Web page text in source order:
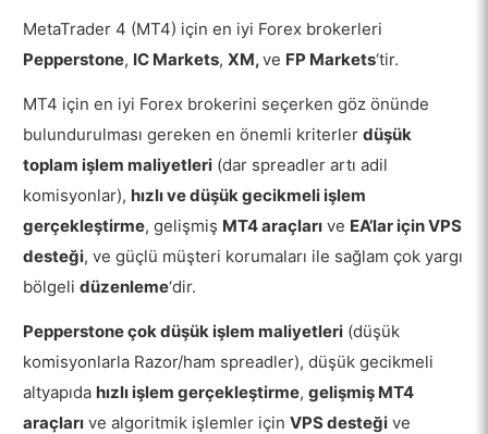
MetaTrader 4 (MT4) için en iyi Forex brokerleri
Pepperstone, IC Markets,XM,ve FP Markets‘tir.
MT4 için en iyi Forex brokerini seçerken göz önünde
bulundurulması gereken en önemli kriterlerdüşük
toplam işlem maliyetleri (dar spreadler artı adil
komisyonlar), hızlı ve düşük gecikmeli işlem
gerçekleştirme, gelişmiş MT4 araçları ve EA’lar için VPS
desteği, ve güçlü müşteri korumaları ile sağlam çok yargı
bölgelidüzenleme‘dir.
Pepperstoneçok düşük işlem maliyetleri (düşük
komisyonlarla Razor/ham spreadler), düşük gecikmeli
altyapıda hızlı işlem gerçekleştirme,gelişmiş MT4
araçları ve algoritmik işlemler içinVPS desteği ve